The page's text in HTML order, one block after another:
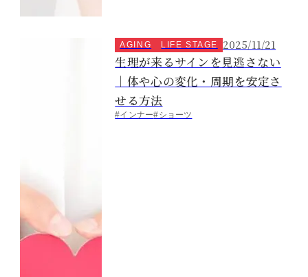
AGING LIFE STAGE 2025/11/21
生理が来るサインを見逃さない
｜体や心の変化・周期を安定さ
せる方法
#インナー#ショーツ